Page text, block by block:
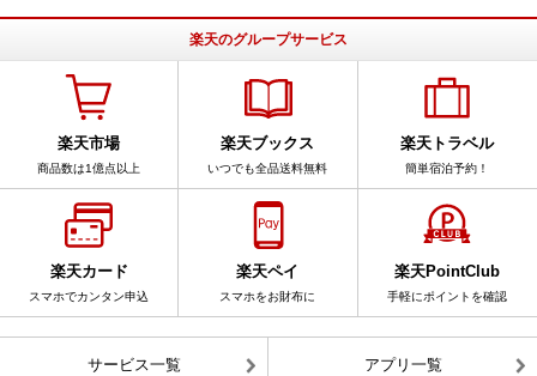
楽天のグループサービス
楽天市場
商品数は1億点以上
楽天ブックス
いつでも全品送料無料
楽天トラベル
簡単宿泊予約！
楽天カード
スマホでカンタン申込
楽天ペイ
スマホをお財布に
楽天PointClub
手軽にポイントを確認
サービス一覧 アプリ一覧